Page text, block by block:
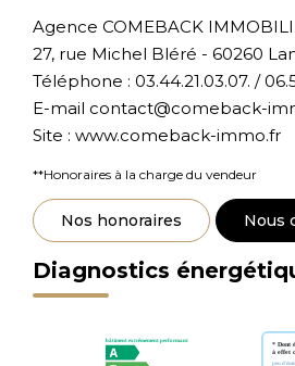
Agence COMEBACK
27, rue Michel Bléré - 60260
Téléphone : 03.44.21.03.07. /
E-mail contact@comeback-
Site : www.comeback-immo.fr
**Honoraires à la charge du vendeur
Nos honoraires Nous
Diagnostics